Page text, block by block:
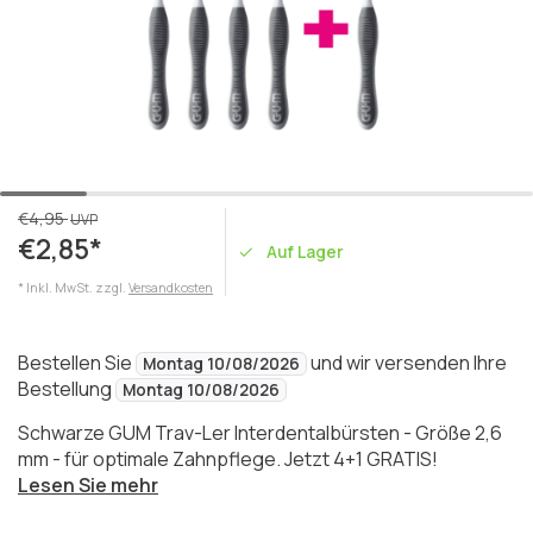
€4,95UVP
€2,85*
* Inkl. MwSt. zzgl. Versandkosten
Auf Lager
Bestellen Sie Montag 10/08/2026 und wir versenden Ihre
Bestellung
Montag 10/08/2026
Schwarze GUM Trav-Ler Interdentalbürsten - Größe 2,6
mm - für optimale Zahnpflege. Jetzt 4+1 GRATIS!
Lesen Sie mehr